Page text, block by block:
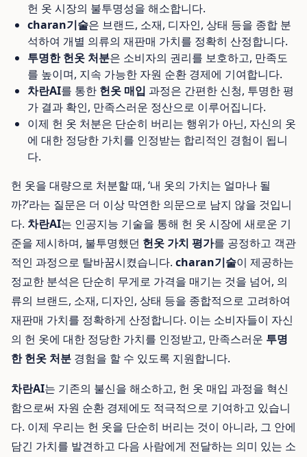
헌 옷 시장의 불투명성을 해소합니다.
charan기술은 브랜드, 소재, 디자인, 상태 등을 종합 분
석하여 개별 의류의 재판매 가치를 정확히 산정합니다.
투명한 헌옷 처분은 소비자의 권리를 보호하고, 만족도
를 높이며, 지속 가능한 자원 순환 경제에 기여합니다.
차란AI를 통한 헌옷 매입 과정은 간편한 신청, 투명한 평
가 결과 확인, 만족스러운 정산으로 이루어집니다.
이제 헌 옷 처분은 단순히 버리는 행위가 아닌, 자신의 옷
에 대한 정당한 가치를 인정받는 합리적인 경험이 됩니
다.
헌 옷을 대량으로 처분할 때, ‘내 옷의 가치는 얼마나 될
까?’라는 질문은 더 이상 막연한 의문으로 남지 않을 것입니
다. 차란AI는 인공지능 기술을 통해 헌 옷 시장에 새로운 기
준을 제시하며, 불투명했던 헌옷 가치 평가를 공정하고 객관
적인 과정으로 탈바꿈시켰습니다. charan기술이 제공하는
정교한 분석은 단순히 무게로 가격을 매기는 것을 넘어, 의
류의 브랜드, 소재, 디자인, 상태 등을 종합적으로 고려하여
재판매 가치를 정확하게 산정합니다. 이는 소비자들이 자신
의 헌 옷에 대한 정당한 가치를 인정받고, 만족스러운 투명
한 헌옷 처분 경험을 할 수 있도록 지원합니다.
차란AI는 기존의 불신을 해소하고, 헌 옷 매입 과정을 혁신
함으로써 자원 순환 경제에도 적극적으로 기여하고 있습니
다. 이제 우리는 헌 옷을 단순히 버리는 것이 아니라, 그 안에
담긴 가치를 발견하고 다음 사람에게 전달하는 의미 있는 소